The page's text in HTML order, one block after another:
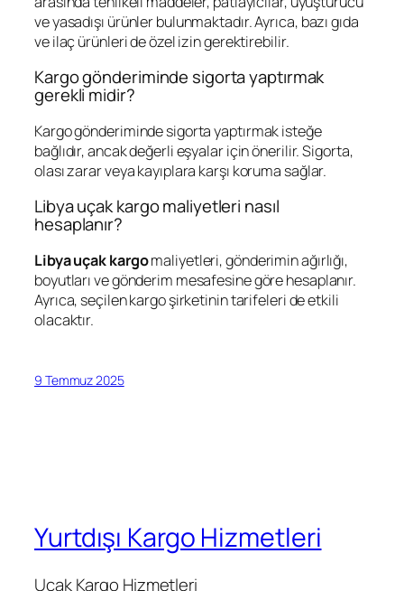
ve yasadışı ürünler bulunmaktadır. Ayrıca, bazı gıda
ve ilaç ürünleri de özel izin gerektirebilir.
Kargo gönderiminde sigorta yaptırmak
gerekli midir?
Kargo gönderiminde sigorta yaptırmak isteğe
bağlıdır, ancak değerli eşyalar için önerilir. Sigorta,
olası zarar veya kayıplara karşı koruma sağlar.
Libya uçak kargo maliyetleri nasıl
hesaplanır?
Libya uçak kargomaliyetleri, gönderimin ağırlığı,
boyutları ve gönderim mesafesine göre hesaplanır.
Ayrıca, seçilen kargo şirketinin tarifeleri de etkili
olacaktır.
9 Temmuz 2025
Yurtdışı Kargo Hizmetleri
Uçak Kargo Hizmetleri